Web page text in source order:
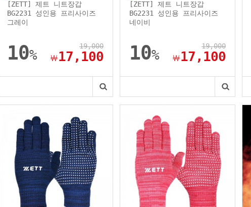
[ZETT] 제트 니트장갑
BG2231 성인용 프리사이즈
그레이
10%
19,000
￦17,100
[ZETT] 제트 니트장갑
BG2231 성인용 프리사이즈
네이비
10%
19,000
￦17,100